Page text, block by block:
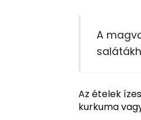
A
Az ételek
kurkuma